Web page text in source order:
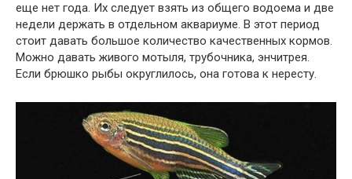
еще нет года. Их следует взять из общего водоема и две
недели держать в отдельном аквариуме. В этот период
стоит давать большое количество качественных кормов.
Можно давать живого мотыля, трубочника, энчитрея.
Если брюшко рыбы округлилось, она готова к нересту.